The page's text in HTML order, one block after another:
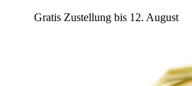
Gratis Zustellung bis 12. August